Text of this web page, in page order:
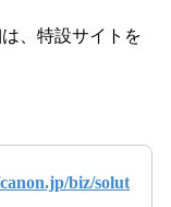
、特設サイトを
biz/solut